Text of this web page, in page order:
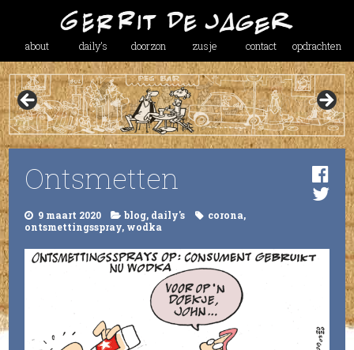
about daily’s doorzon zusje contact opdrachten
Ontsmetten
9 maart 2020 blog, daily's corona,
ontsmettingsspray, wodka